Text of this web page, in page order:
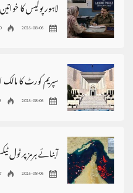
لاہور پولیس کا
2026-08-06
2026-08-06
2026-08-06